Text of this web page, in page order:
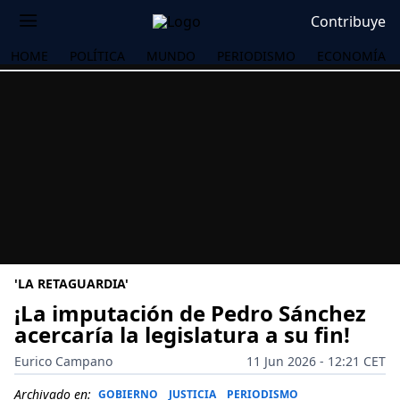
Contribuye
HOME POLÍTICA MUNDO PERIODISMO ECONOMÍA
'LA RETAGUARDIA'
¡La imputación de Pedro Sánchez
acercaría la legislatura a su fin!
Eurico Campano
11 Jun 2026 - 12:21 CET
Archivado en: GOBIERNO JUSTICIA PERIODISMO